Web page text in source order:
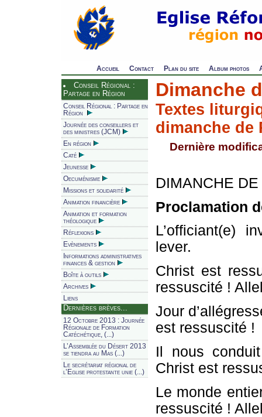
Accueil Contact Plan du site Album photos
Conseil Régional :
Partage en Région
Conseil Régional : Partage en
Région
Journée des conseillers et
des ministres (JCM)
En région
Caté
Jeunesse
Oecuménisme
Missions et solidarité
Animation financière
Animation et formation
théologique
Réflexions
Evènements
Informations administratives
finances & gestion
Boîte à outils
Archives
Liens
Dernières brèves...
12 Octobre 2013 : Journée
Régionale de Formation
Catéchétique, (...)
L’Assemblée du Désert 2013
se tiendra au Mas (...)
Le secrétariat régional de
l’Eglise protestante unie (...)
Dimanche
Textes
dimanche de
Dernière
DIMANCHE
Proclamation
L’officiant(e)
lever.
Christ est
ressuscité !
Jour
est ressuscité !
Il nous
Christ est
Le monde
ressuscité !